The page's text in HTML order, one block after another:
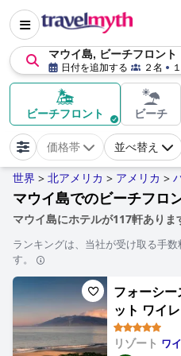
マウイ島, ビーチフロント
日付を追加する ２名
ビーチフロント ビーチ
価格帯 並べ替え
世界 > 北アメリカ > アメリカ >
マウイ島でのビーチフロ
マウイ島にホテルが117軒ありま
ランキングは、当社が受け取る手
す。
フォーシ
ット ワイ
Maui at
リゾート ワ